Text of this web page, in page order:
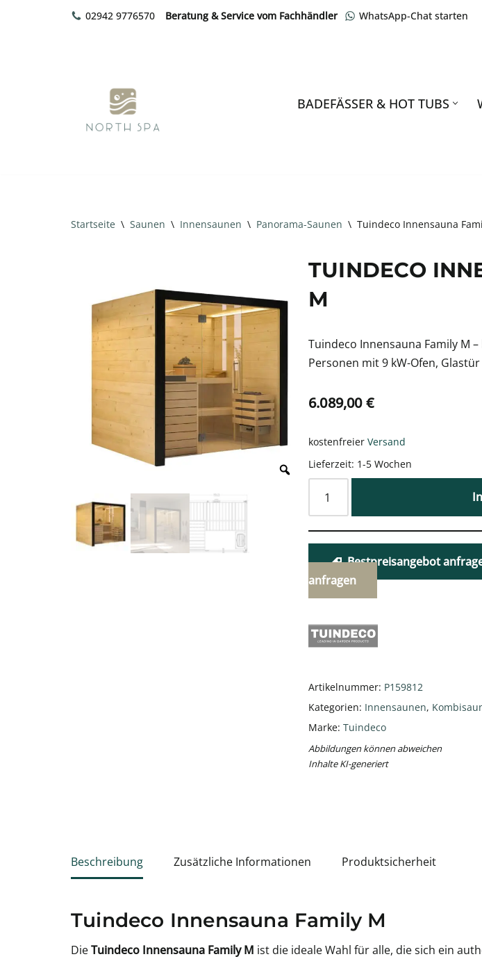
02942 9776570 Beratung & Service vom Fachhändler WhatsApp-Chat starten
BADEFÄSSER & HOT TUBS
Startseite \ Saunen \ Innensaunen \ Panorama-Saunen \ Tuindeco Innensauna
TUINDECO
M
Tuindeco Innensauna Family M
Personen mit 9 kW-Ofen,
6.089,00€
kostenfreier Versand
Lieferzeit: 1-5 Wochen
Bestpreisangebot
anfragen
Artikelnummer: P159812
Kategorien: Innensaunen,
Marke: Tuindeco
Abbildungen können abweichen
Inhalte KI-generiert
Beschreibung Zusätzliche Informationen Produktsicherheit
Tuindeco Innensauna Family M
DieTuindeco Innensauna Family M ist die ideale Wahl für alle, die sich ein